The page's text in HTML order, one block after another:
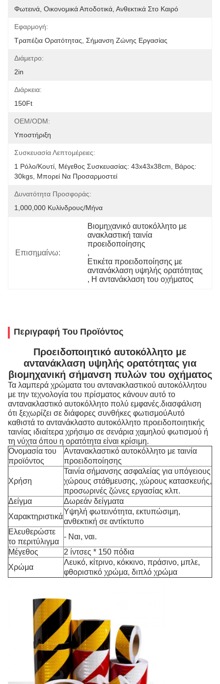
Φωτεινά, Οικονομικά Αποδοτικά, Ανθεκτικά Στο Καιρό
Εφαρμογή:
Τραπέζια Ορατότητας, Σήμανση Ζώνης Εργασίας
Διάμετρο:
2in
Διάρκεια:
150Ft
OEM/ODM:
Υποστήριξη
Συσκευασία Λεπτομέρειες:
1 Ρόλο/κουτί, Μέγεθος Συσκευασίας: 43x43x38cm, Βάρος:
30kgs, Μπορεί Να Προσαρμοστεί
Δυνατότητα Προσφοράς:
1,000,000 Κυλίνδρους/μήνα
Επισημαίνω:
Βιομηχανικό αυτοκόλλητο με
ανακλαστική ταινία
προειδοποίησης
,
Ετικέτα προειδοποίησης με
αντανάκλαση υψηλής ορατότητας
, Η αντανάκλαση του οχήματος
Περιγραφή Του Προϊόντος
Προειδοποιητικό αυτοκόλλητο με
αντανάκλαση υψηλής ορατότητας για
βιομηχανική σήμανση πυλών του οχήματος
Τα λαμπερά χρώματα του αντανακλαστικού αυτοκόλλητου
με την τεχνολογία του πρίσματος κάνουν αυτό το
αντανακλαστικό αυτοκόλλητο πολύ εμφανές.διασφάλιση
ότι ξεχωρίζει σε διάφορες συνθήκες φωτισμούΑυτό
καθιστά το αντανάκλαστο αυτοκόλλητο προειδοποιητικής
ταινίας ιδιαίτερα χρήσιμο σε σενάρια χαμηλού φωτισμού ή
τη νύχτα όπου η ορατότητα είναι κρίσιμη.
Ονομασία του
προϊόντος
Αντανακλαστικό αυτοκόλλητο με ταινία
προειδοποίησης
Χρήση
Ταινία σήμανσης ασφαλείας για υπόγειους
χώρους στάθμευσης, χώρους κατασκευής,
προσωρινές ζώνες εργασίας κλπ.
Δείγμα
Δωρεάν δείγματα
Χαρακτηριστικά
Υψηλή φωτεινότητα, εκτυπώσιμη,
ανθεκτική σε αντίκτυπο
Ελευθερώστε
το περιτύλιγμα
- Ναι, ναι.
Μέγεθος
2 ίντσες * 150 πόδια
Χρώμα
Λευκό, κίτρινο, κόκκινο, πράσινο, μπλε,
φθοριστικό χρώμα, διπλό χρώμα